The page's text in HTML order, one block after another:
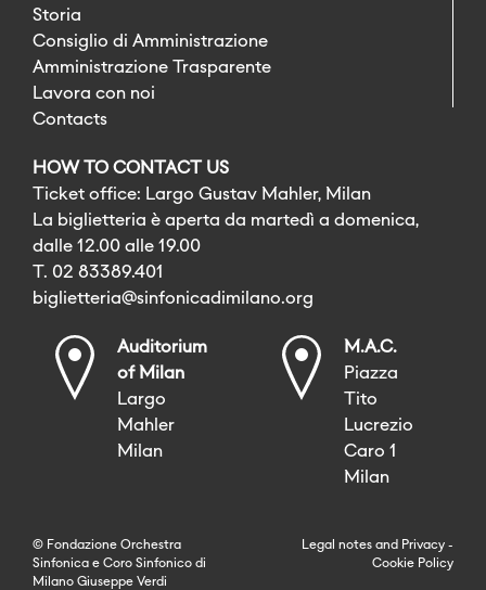
Storia
Consiglio di Amministrazione
Amministrazione Trasparente
Lavora con noi
Contacts
HOW TO CONTACT US
Ticket office: Largo Gustav Mahler, Milan
La biglietteria è aperta da martedì a domenica,
dalle 12.00 alle 19.00
T. 02 83389.401
biglietteria@sinfonicadimilano.org
Auditorium
of Milan
Largo
Mahler
Milan
M.A.C.
Piazza
Tito
Lucrezio
Caro 1
Milan
© Fondazione Orchestra
Sinfonica e Coro Sinfonico di
Milano Giuseppe Verdi
Legal notes and Privacy -
Cookie Policy